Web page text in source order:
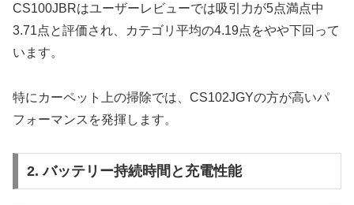
CS100JBRはユーザーレビューでは吸引力が5点満点中
3.71点と評価され、カテゴリ平均の4.19点をやや下回って
います。
特にカーペット上の掃除では、CS102JGYの方が高いパ
フォーマンスを発揮します。
2. バッテリー持続時間と充電性能